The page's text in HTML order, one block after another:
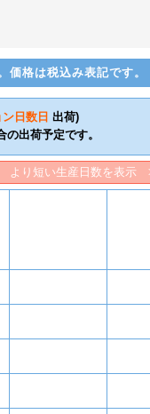
格は税込み表記です。
ン日数 日 出荷)
出荷予定です。
より短い生産日数を表示